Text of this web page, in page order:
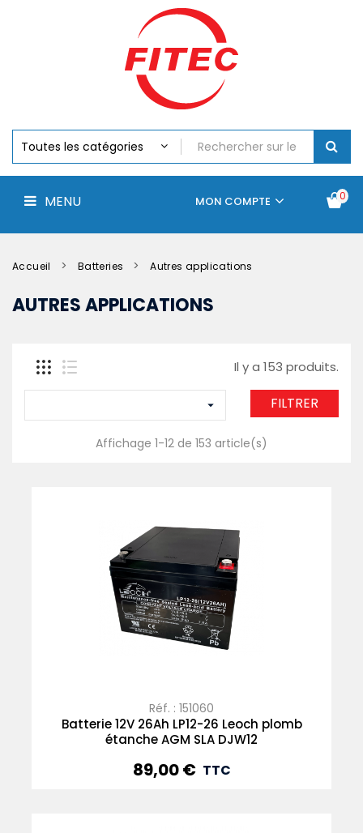
MENU 0
MON COMPTE
Chargeurs
Accus
Perceuse,
Visseuse
Batteries
Accueil Batteries Autres applications
AUTRES APPLICATIONS
Il y a 153 produits.
 FILTRER
Affichage 1-12 de 153 article(s)
Réf. : 151060
Batterie 12V 26Ah LP12-26 Leoch plomb
étanche AGM SLA DJW12
Prix
89,00 € TTC